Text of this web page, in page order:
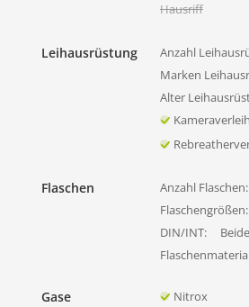
Hausriff
Leihausrüstung Anzahl
Marken
Alter
Kameraverleih
Flaschen Anzahl Flaschen:
Flaschengrößen:
DIN/INT:
Gase Nitrox